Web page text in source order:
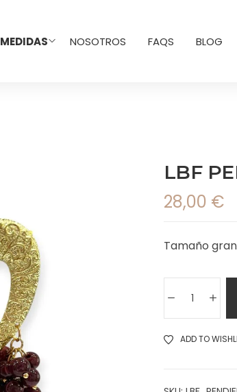
NOSOTROS FAQS BLOG
LBF
28,00 €
Tamaño
ADD TO